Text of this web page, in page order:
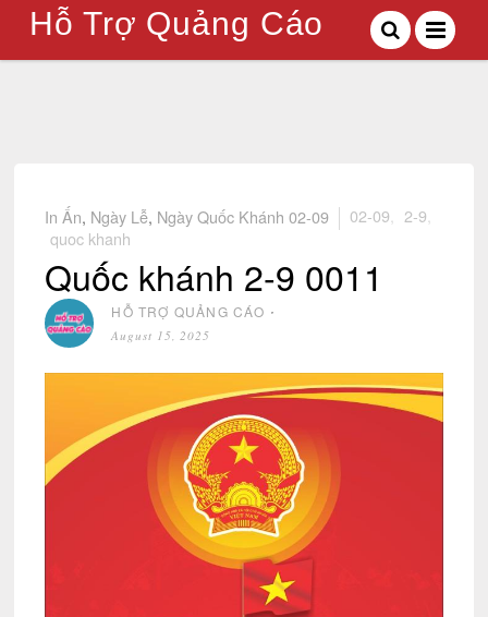
Hỗ Trợ Quảng Cáo
In Ấn Ngày Lễ Ngày Quốc Khánh 02-09 02-09 2-9
quoc khanh
Quốc khánh 2-9 0011
HỖ TRỢ QUẢNG CÁO ⋅
August 15, 2025